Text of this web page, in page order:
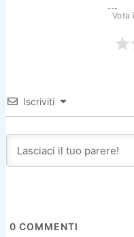
Vota
Iscriviti
0 COMMENTI